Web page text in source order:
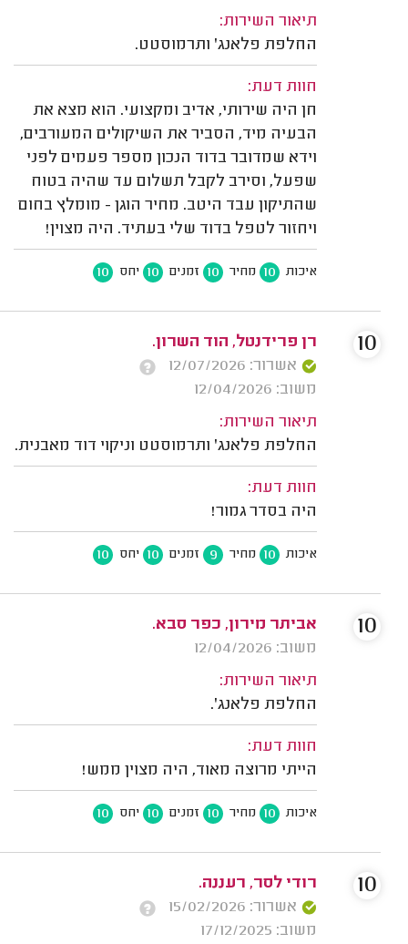
תיאור השירות:
החלפת פלאנג' ותרמוסטט.
חוות דעת:
חן היה שירותי, אדיב ומקצועי. הוא מצא את
הבעיה מיד, הסביר את השיקולים המעורבים,
וידא שמדובר בדוד הנכון מספר פעמים לפני
שפעל, וסירב לקבל תשלום עד שהיה בטוח
שהתיקון עבד היטב. מחיר הוגן - מומלץ בחום
ויחזור לטפל בדוד שלי בעתיד. היה מצוין!
איכות 10 מחיר 10 זמנים 10 יחס 10
רן פרידנטל, הוד השרון.
אשרור: 12/07/2026
משוב: 12/04/2026
תיאור השירות:
החלפת פלאנג' ותרמוסטט וניקוי דוד מאבנית.
חוות דעת:
היה בסדר גמור!
איכות 10 מחיר 9 זמנים 10 יחס 10
10
אביתר מירון, כפר סבא.
משוב: 12/04/2026
תיאור השירות:
החלפת פלאנג'.
חוות דעת:
הייתי מרוצה מאוד, היה מצוין ממש!
איכות 10 מחיר 10 זמנים 10 יחס 10
10
רודי לסר, רעננה.
אשרור: 15/02/2026
משוב: 17/12/2025
10